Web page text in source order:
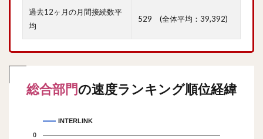
過去12ヶ月の月間接続数平
均
529 (全体平均：39,392)
総合部門の速度ランキング順位経緯
INTERLINK
0